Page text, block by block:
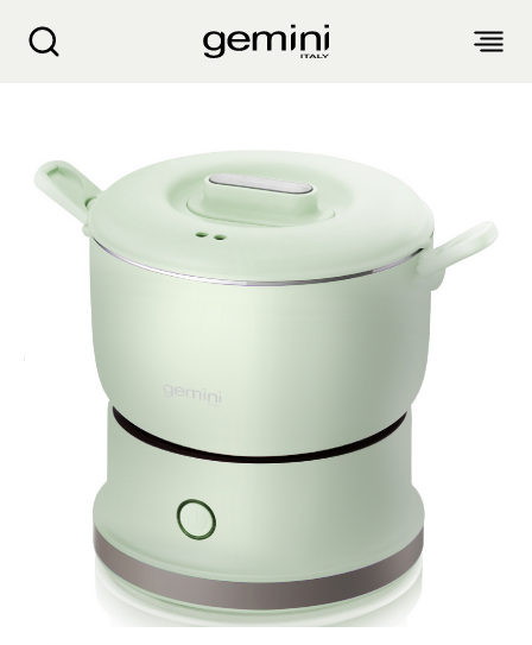
关于我们
产品介绍
生活电器
空气净化设备
衣物烘干机
抽湿机 迷你抽湿机 浴室宝
电暖产品
吸尘机 除尘螨机
入厨小家电
配件及其他
气炸锅 气炸焗炉
面包机 烤面包机 松饼机
厨余机
电磁炉 电陶炉 煮食炉
榨汁机 搅拌机 厨师机 食物处理器
电热水瓶 养生壶
多功能煮食锅
个人护理
电子及体脂磅
头发造型器
生活时尚
旅行及露营用品
GEMINI PRO系列
销售点
产品保修
产品保修登记
家电维修收集站